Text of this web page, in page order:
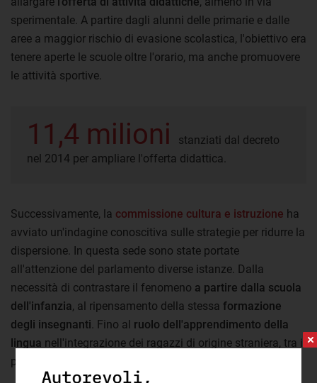
sperimentale. A partire dagli alunni delle primarie e dalle
aree a maggior rischio di evasione scolastica, l'obiettivo era
tenere aperte le scuole oltre l'orario, ma anche promuovere
le attività sportive.
11,4 milioni
stanziati dal decreto
nel 2014 per ampliare l'offerta didattica.
Successivamente, la commissione cultura e istruzione ha
avviato un'indagine conoscitiva sulle strategie per ridurre la
dispersione. In questa sede sono state portate
all'attenzione del parlamento diverse istanze. Dalla
necessità di contrastare il fenomeno a partire dalla scuola
dell'infanzia, al ripensamento della stessa formazione
degli insegnanti . Fino al ruolo dell'apprendimento della
lingua nell'integrazione dei ragazzi di origine straniera, tra i
più soggetti al fenomeno.